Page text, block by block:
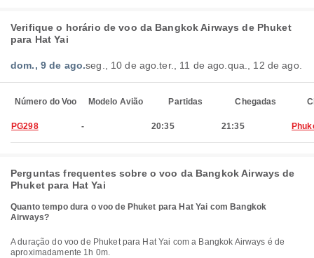
Verifique o horário de voo da Bangkok Airways de Phuket
para Hat Yai
dom., 9 de ago.seg., 10 de ago.ter., 11 de ago. qua., 12 de ago.
Número do Voo Modelo Avião Partidas Chegadas
PG298 - 20:35 21:35
Perguntas frequentes sobre o voo da Bangkok Airways de
Phuket para Hat Yai
Quanto tempo dura o voo de Phuket para Hat Yai com Bangkok
Airways?
A duração do voo de Phuket para Hat Yai com a Bangkok Airways é de
aproximadamente 1h 0m.